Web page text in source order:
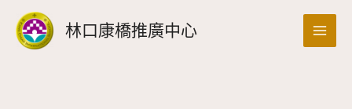
林口康橋推廣中心
尋